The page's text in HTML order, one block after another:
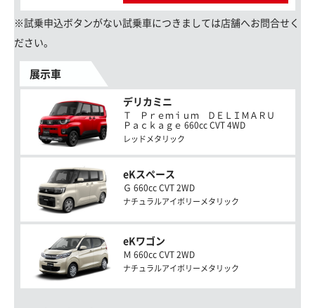
※試乗申込ボタンがない試乗車につきましては店舗へお問合せく
ださい。
展示車
デリカミニ
Ｔ Ｐｒｅｍｉｕｍ ＤＥＬＩＭＡＲＵ
Ｐａｃｋａｇｅ 660cc CVT 4WD
レッドメタリック
eKスペース
Ｇ 660cc CVT 2WD
ナチュラルアイボリーメタリック
eKワゴン
Ｍ 660cc CVT 2WD
ナチュラルアイボリーメタリック